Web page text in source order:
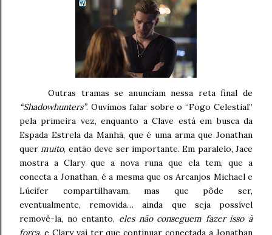
Outras tramas se anunciam nessa reta final de
“Shadowhunters”. Ouvimos falar sobre o “Fogo Celestial”
pela primeira vez, enquanto a Clave está em busca da
Espada Estrela da Manhã, que é uma arma que Jonathan
quermuito, então deve ser importante. Em paralelo, Jace
mostra a Clary que a nova runa que ela tem, que a
conecta a Jonathan, é a mesma que os Arcanjos Michael e
Lúcifer compartilhavam, mas que pôde ser,
eventualmente, removida… ainda que seja possível
removê-la, no entanto, eles não conseguem fazer isso à
força, e Clary vai ter que continuar conectada a Jonathan